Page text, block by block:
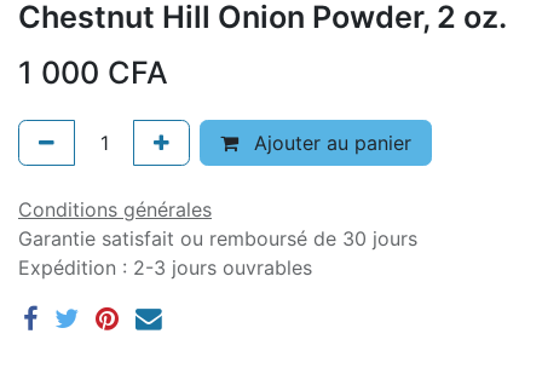
Chestnut Hill Onion Powder, 2 oz.
1 000 CFA
Ajouter au panier
Conditions générales
Garantie satisfait ou remboursé de 30 jours
Expédition : 2-3 jours ouvrables